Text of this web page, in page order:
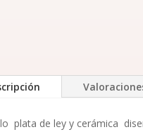
plata de ley y cerámica